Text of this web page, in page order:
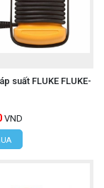
suất FLUKE FLUKE-
VND